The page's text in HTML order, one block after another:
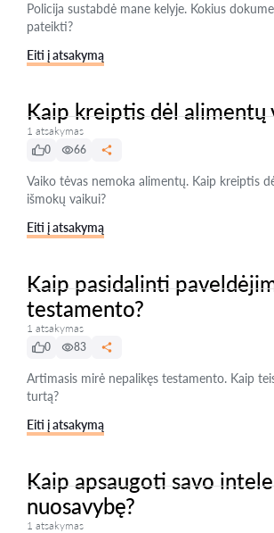
Policija sustabdė mane kelyje. Kokius
pateikti?
Eiti į atsakymą
Kaip kreiptis dėl alimentų
1 atsakymas
0
66
Vaiko tėvas nemoka alimentų. Kaip kreiptis
išmokų vaikui?
Eiti į atsakymą
Kaip pasidalinti
testamento?
1 atsakymas
0
83
Artimasis mirė nepalikęs testamento. Kaip
turtą?
Eiti į atsakymą
Kaip apsaugoti savo
nuosavybę?
1 atsakymas